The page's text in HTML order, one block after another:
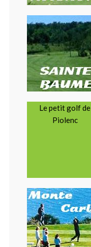
Le petit golf de
Piolenc